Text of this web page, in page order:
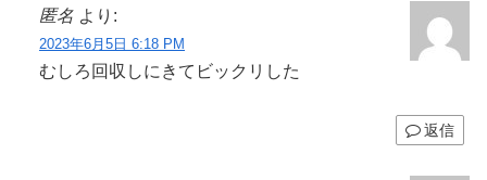
匿名 より:
2023年6月5日 6:18 PM
むしろ回収しにきてビックリした
返信